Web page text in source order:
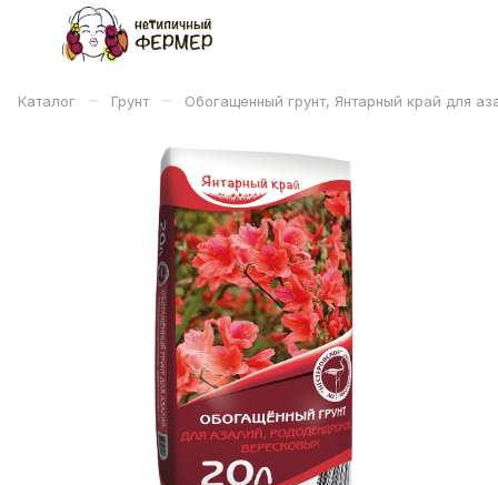
Каталог – Грунт – Обогащенный грунт, Янтарный край для